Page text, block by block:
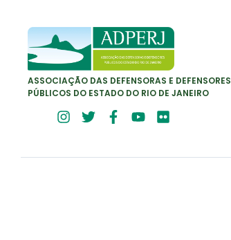
ASSOCIAÇÃO DAS DEFENSORAS E DEFENSORES
PÚBLICOS DO ESTADO DO RIO DE JANEIRO